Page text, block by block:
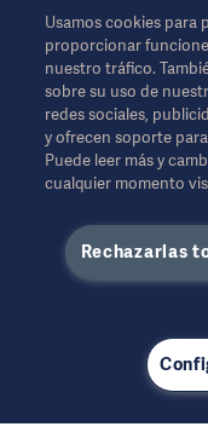
exhaustiva y por lo
de las instrucciones
médico. Getinge no
indebido o por la
informaciones de esta
como el uso que
será exclusivamente
Es posible que
puede copiar ni
por escrito de
Esta información
son estrictamente
representan
Usamos cookies para
proporcionar
nuestro tráfico.
sobre su uso de
redes sociales,
y ofrecen soporte
Puede leer más y
cualquier momento
Rechazarlas